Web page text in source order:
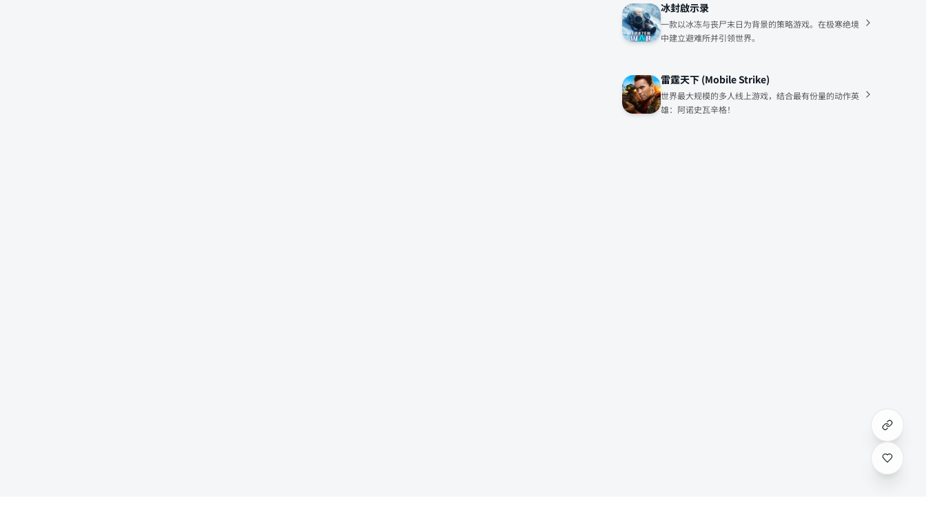
冰封啟示录
一款以冰冻与丧尸末日为背景的策略游戏。在极寒绝境
中建立避难所并引领世界。
雷霆天下 (Mobile Strike)
世界最大规模的多人线上游戏，结合最有份量的动作英
雄：阿诺史瓦辛格！